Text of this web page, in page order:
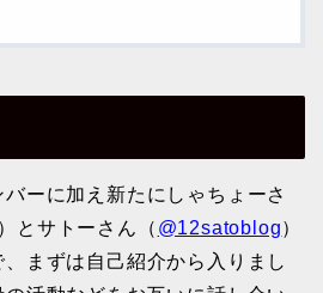
ーに加え新たにしゃちょーさ
）とサトーさん（ @12satoblog）
まずは自己紹介から入りまし